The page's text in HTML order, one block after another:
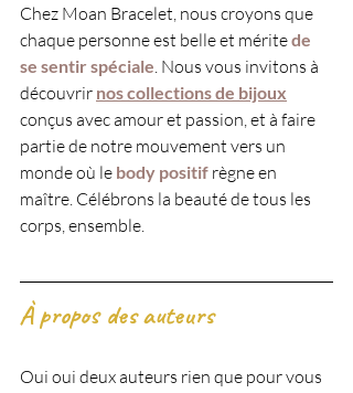
Chez Moan Bracelet, nous croyons que
chaque personne est belle et mérite de
se sentir spéciale. Nous vous invitons à
découvrir nos collections de bijoux
conçus avec amour et passion, et à faire
partie de notre mouvement vers un
monde où le body positif règne en
maître. Célébrons la beauté de tous les
corps, ensemble.
À propos des auteurs
Oui oui deux auteurs rien que pour vous